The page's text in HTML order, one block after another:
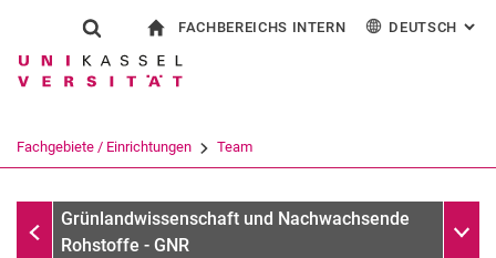
Springe direkt zu: Inhalt
Springe direkt zu: Suche
Springe direkt zu:
Suchformular
Suchbegriff
Suchen (öffnet externen Link in einem
FACHBEREICHS INTERN DEUTSCH :
Fachgebiete / Einrichtungen Team
Fachgebiete / Einrichtungen
Grünlandwissenschaft und Nachwachsende
Rohstoffe - GNR